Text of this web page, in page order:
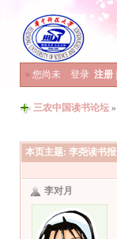
» 您尚未 登录 注册
三农中国读书论坛 »
本页主题: 李尧读书报
李对月